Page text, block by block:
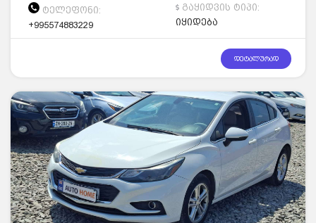
ტელეფონი:
+995574883229
გაყიდვის ტიპი:
იყიდება
დეტალურად